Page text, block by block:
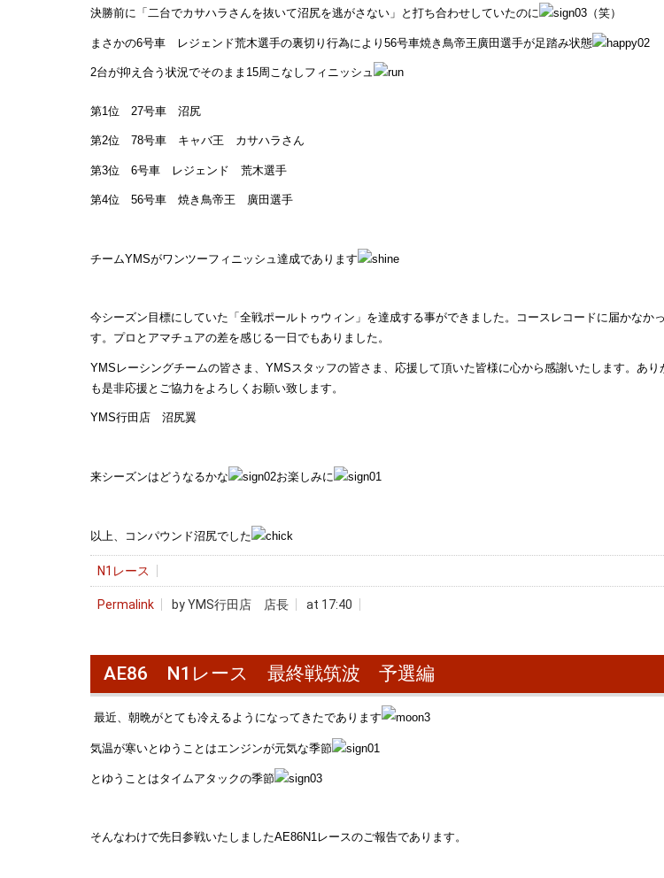
決勝前に「二台でカサハラさんを抜いて沼尻を逃がさない」と打ち合わせしていたのに （笑）
まさかの6号車 レジェンド荒木選手の裏切り行為により56号車焼き鳥帝王廣田選手が足踏み状態
2台が抑え合う状況でそのまま15周こなしフィニッシュ
第1位 27号車 沼尻
第2位 78号車 キャバ王 カサハラさん
第3位 6号車 レジェンド 荒木選手
第4位 56号車 焼き鳥帝王 廣田選手
チームYMSがワンツーフィニッシュ達成であります
今シーズン目標にしていた「全戦ポールトゥウィン」を達成する事ができました。コースレコードに届かなか
す。プロとアマチュアの差を感じる一日でもありました。
YMSレーシングチームの皆さま、YMSスタッフの皆さま、応援して頂いた皆様に心から感謝いたします。あ
も是非応援とご協力をよろしくお願い致します。
YMS行田店 沼尻翼
来シーズンはどうなるかな お楽しみに
以上、コンパウンド沼尻でした
N1レース
Permalink by YMS行田店 店長 at 17:40
AE86 N1レース 最終戦筑波 予選編
最近、朝晩がとても冷えるようになってきたであります
気温が寒いとゆうことはエンジンが元気な季節
とゆうことはタイムアタックの季節
そんなわけで先日参戦いたしましたAE86N1レースのご報告であります。